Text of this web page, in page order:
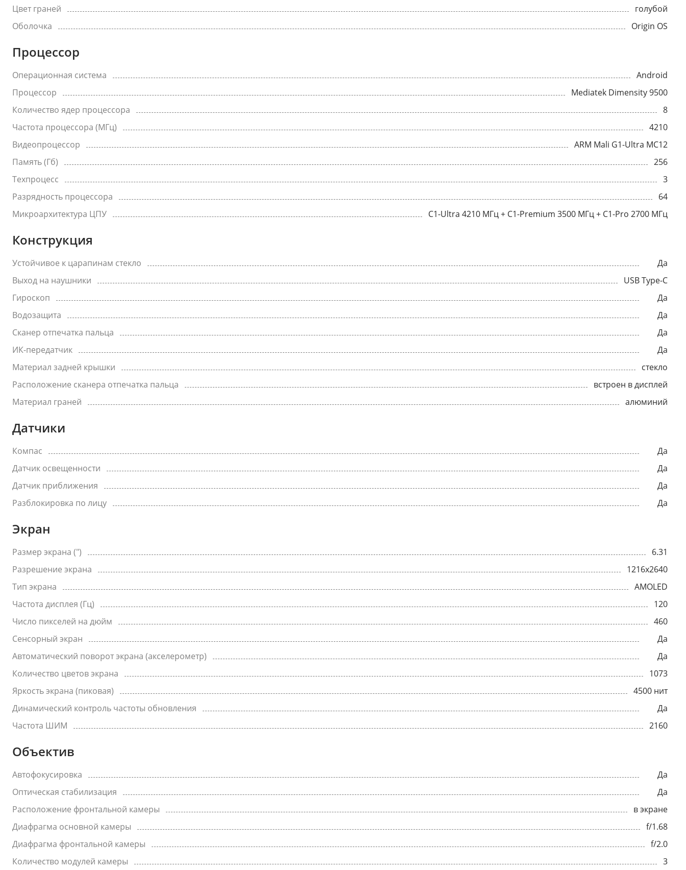
Цвет граней
голубой
Оболочка
Origin OS
Процессор
Операционная система
Android
Процессор
Mediatek Dimensity 9500
Количество ядер процессора
8
Частота процессора (МГц)
4210
Видеопроцессор
ARM Mali G1-Ultra MC12
Память (Гб)
256
Техпроцесс
3
Разрядность процессора
64
Микроархитектура ЦПУ
C1-Ultra 4210 МГц + C1-Premium 3500 МГц + C1-Pro 2700 МГц
Конструкция
Устойчивое к царапинам стекло
Да
Выход на наушники
USB Type-C
Гироскоп
Да
Водозащита
Да
Сканер отпечатка пальца
Да
ИК-передатчик
Да
Материал задней крышки
стекло
Расположение сканера отпечатка пальца
встроен в дисплей
Материал граней
алюминий
Датчики
Компас
Да
Датчик освещенности
Да
Датчик приближения
Да
Разблокировка по лицу
Да
Экран
Размер экрана (")
6.31
Разрешение экрана
1216x2640
Тип экрана
AMOLED
Частота дисплея (Гц)
120
Число пикселей на дюйм
460
Сенсорный экран
Да
Автоматический поворот экрана (акселерометр)
Да
Количество цветов экрана
1073
Яркость экрана (пиковая)
4500 нит
Динамический контроль частоты обновления
Да
Частота ШИМ
2160
Объектив
Автофокусировка
Да
Оптическая стабилизация
Да
Расположение фронтальной камеры
в экране
Диафрагма основной камеры
f/1.68
Диафрагма фронтальной камеры
f/2.0
Количество модулей камеры
3